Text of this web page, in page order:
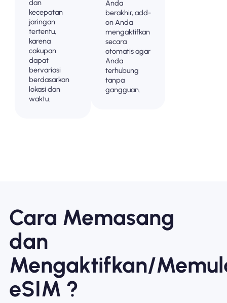
dan
kecepatan
jaringan
tertentu,
karena
cakupan
dapat
bervariasi
berdasarkan
lokasi dan
waktu.
Anda
berakhir, add-
on Anda
mengaktifkan
secara
otomatis agar
Anda
terhubung
tanpa
gangguan.
Cara Memasang
dan
Mengaktifkan/
eSIM ?